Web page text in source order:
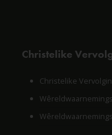
Christelike
Christelike